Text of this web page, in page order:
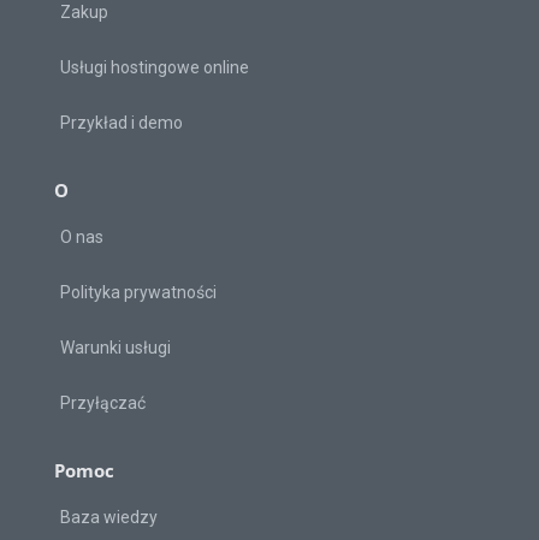
Zakup
Usługi hostingowe online
Przykład i demo
O
O nas
Polityka prywatności
Warunki usługi
Przyłączać
Pomoc
Baza wiedzy